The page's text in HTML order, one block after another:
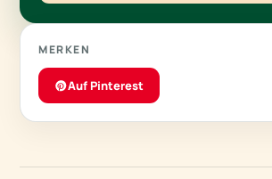
MERKEN
Auf Pinterest